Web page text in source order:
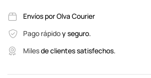
Envíos por Olva Courier
Pago rápidoy seguro.
Milesde clientes satisfechos.